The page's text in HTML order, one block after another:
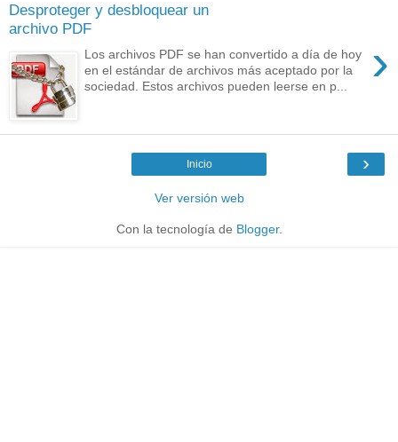
Desproteger y desbloquear un
archivo PDF
›
Los archivos PDF se han convertido a día de hoy
en el estándar de archivos más aceptado por la
sociedad. Estos archivos pueden leerse en p...
›
Inicio
Ver versión web
Con la tecnología de Blogger.